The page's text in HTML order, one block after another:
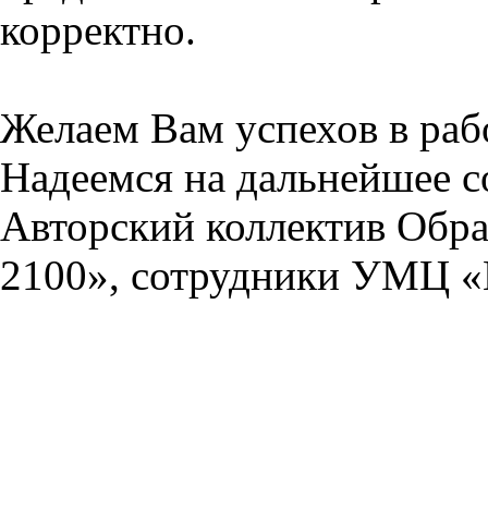
корректно.
Желаем Вам успехов в
Надеемся на дальнейшее
Авторский коллектив
2100», сотрудники УМЦ